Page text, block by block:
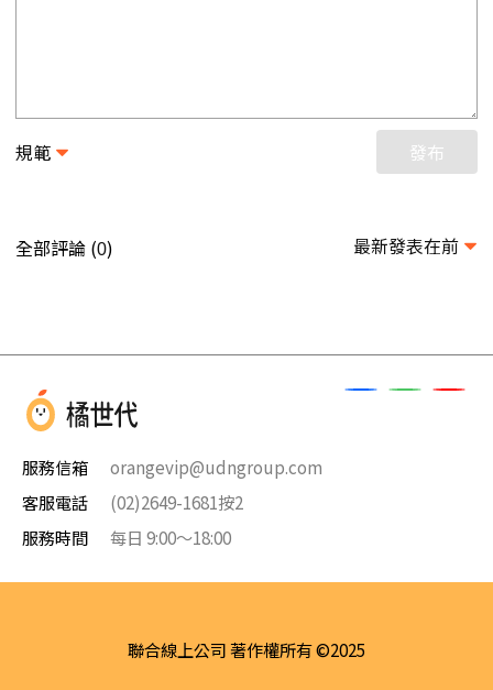
規範 發布
全部評論 (0) 最新發表在前
服務信箱
orangevip@udngroup.com
客服電話
(02)2649-1681按2
服務時間
每日 9:00～18:00
聯合線上公司 著作權所有 ©2025